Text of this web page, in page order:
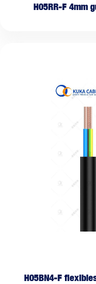
H05RR-F 4mm
H05BN4-F